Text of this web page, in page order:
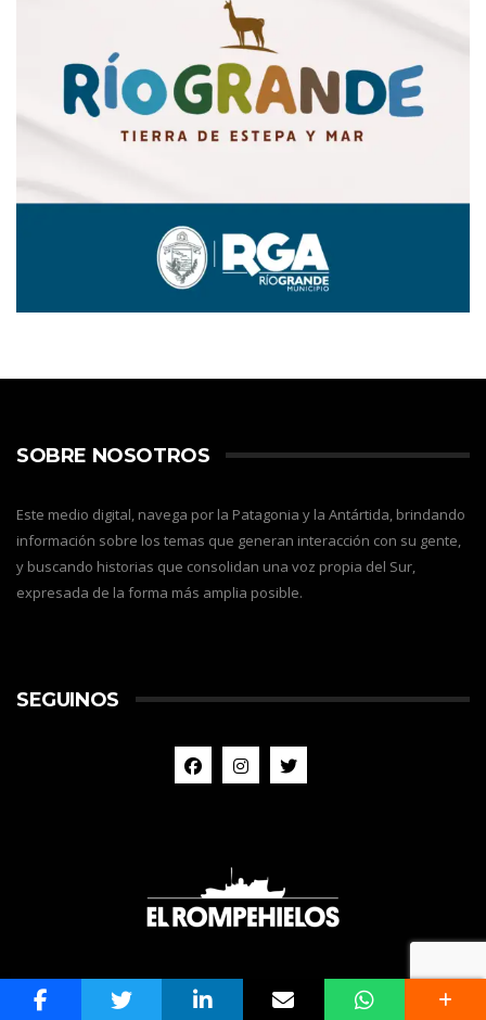
SOBRE NOSOTROS
Este medio digital, navega por la Patagonia y la Antártida, brindando
información sobre los temas que generan interacción con su gente,
y buscando historias que consolidan una voz propia del Sur,
expresada de la forma más amplia posible.
SEGUINOS